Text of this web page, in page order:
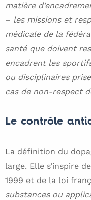
matière
– les missions et
médicale de la
santé que doivent
encadrent les
ou disciplinaires
cas de non-respect
Le contrôle
La définition du
large. Elle s’inspire
1999 et de la loi
substances ou